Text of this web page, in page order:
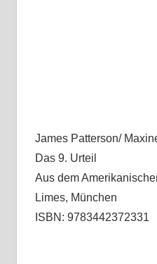
James Patterson/
Das 9. Urteil
Aus dem
Limes, München
ISBN: 9783442372331